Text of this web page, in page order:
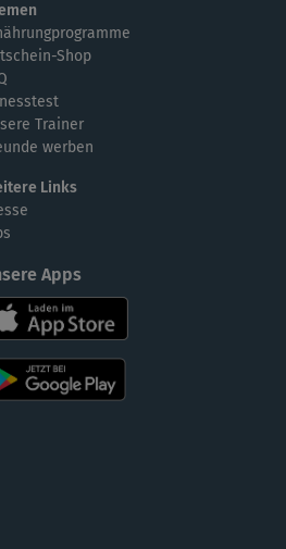
Shop
Trainer
werben
Links
Apps